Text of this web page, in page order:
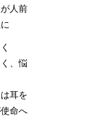
人前
、悩
耳を
命へ